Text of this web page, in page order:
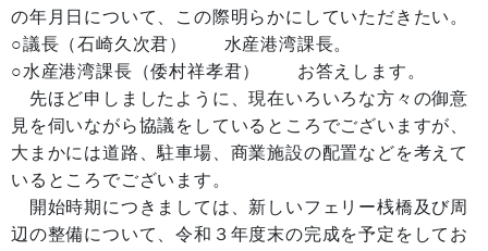
の年月日について、この際明らかにしていただきたい。
○議長（石崎久次君） 水産港湾課長。
○水産港湾課長（倭村祥孝君） お答えします。
先ほど申しましたように、現在いろいろな方々の御意
見を伺いながら協議をしているところでございますが、
大まかには道路、駐車場、商業施設の配置などを考えて
いるところでございます。
開始時期につきましては、新しいフェリー桟橋及び周
辺の整備について、令和３年度末の完成を予定をしてお